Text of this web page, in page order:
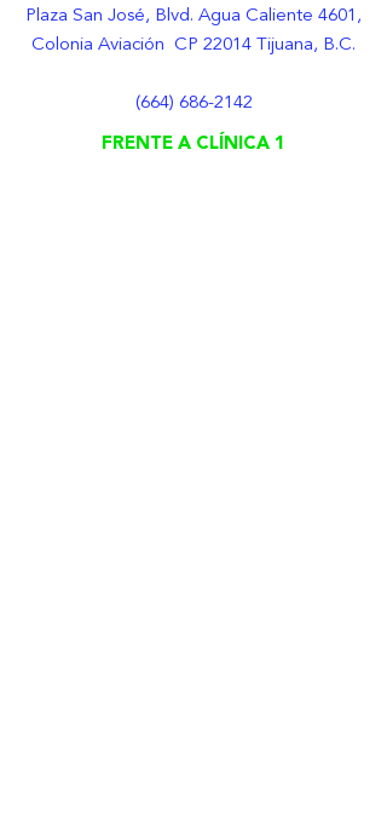
Plaza San José, Blvd. Agua Caliente 4601,
Colonia Aviación CP 22014 Tijuana, B.C.
(664) 686-2142
FRENTE A CLÍNICA 1